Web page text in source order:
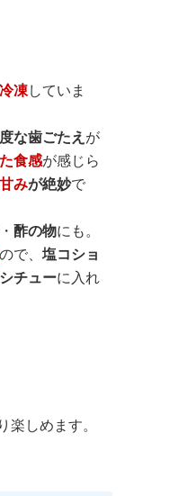
凍していま
な歯ごたえ が
食感が感じら
みが絶妙で
・ 酢の物にも。
ので、 塩コショ
シチューに入れ
楽しめます。